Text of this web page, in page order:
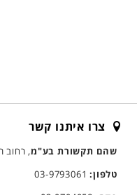
צרו איתנו קשר
שהם תקשורת בע"מ, רחוב תבור 88,
טלפון:03-9793061